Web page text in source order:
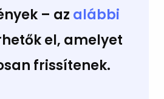
– az alábbi
el, amelyet
frissítenek.